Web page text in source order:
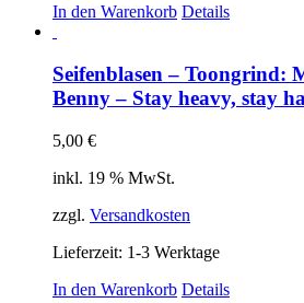
In den Warenkorb Details
Seifenblasen – Toongrind:
Benny – Stay heavy, stay
5,00 €
inkl. 19 % MwSt.
zzgl. Versandkosten
Lieferzeit: 1-3 Werktage
In den Warenkorb Details